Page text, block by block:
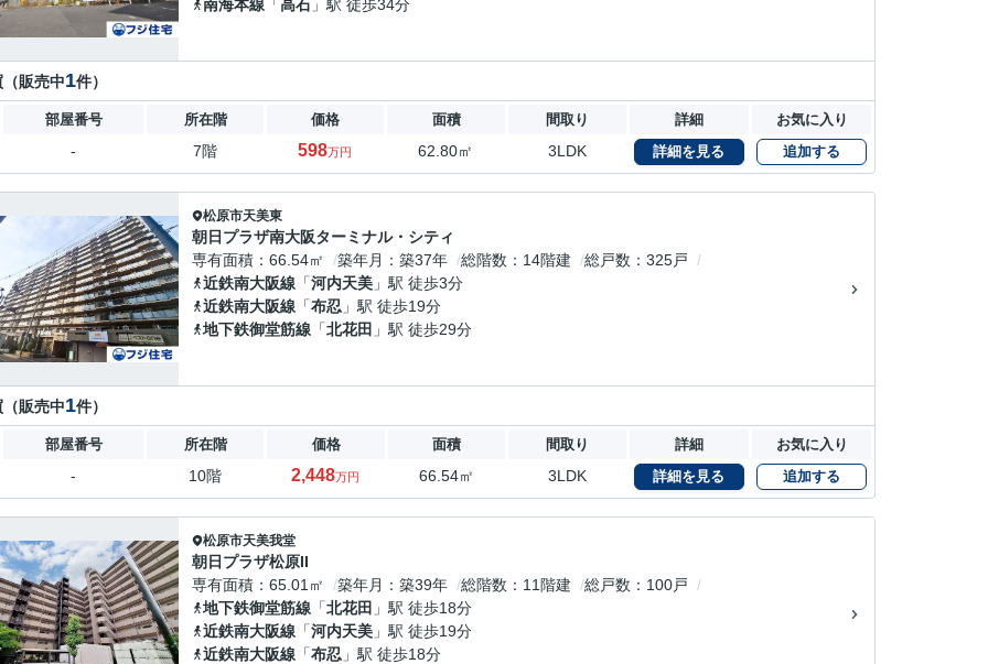
南海本線 「 高石 」駅 徒歩34分
販売中1件）
部屋番号 所在階 価格 面積 間取り 詳細 お気に入り
- 7階 598万円 62.80㎡ 3LDK 詳細を見る 追加する
松原市天美東
朝日プラザ南大阪ターミナル・シティ
専有面積
66.54㎡ 築年月 築37年 総階数 14階建 総戸数
325戸
近鉄南大阪線 「河内天美 」駅 徒歩3分
近鉄南大阪線 「布忍 」駅 徒歩19分
地下鉄御堂筋線 「北花田 」駅 徒歩29分
販売中1件）
部屋番号 所在階 価格 面積 間取り 詳細 お気に入り
- 10階 2,448万円 66.54㎡ 3LDK 詳細を見る 追加する
松原市天美我堂
朝日プラザ松原II
専有面積
65.01㎡ 築年月 築39年 総階数 11階建 総戸数
100戸
地下鉄御堂筋線 「北花田 」駅 徒歩18分
近鉄南大阪線 「河内天美 」駅 徒歩19分
近鉄南大阪線 「布忍 」駅 徒歩18分